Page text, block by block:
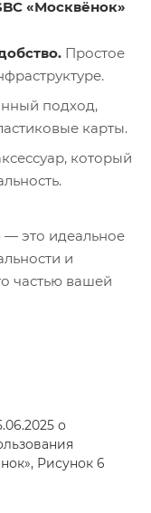
«Москвёнок»
Простое
подход,
карты.
который
— это идеальное
и
частью вашей
о
Рисунок 6